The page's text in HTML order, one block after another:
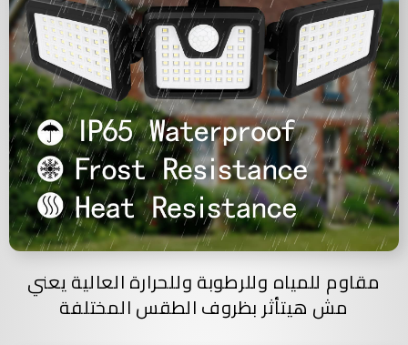
مقاوم للمياه وللرطوبة وللحرارة العالية يعني
مش هيتأثر بظروف الطقس المختلفة